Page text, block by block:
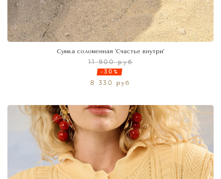
Сумка соломенная 'Счастье внутри'
11 900 руб
-30%
8 330 руб